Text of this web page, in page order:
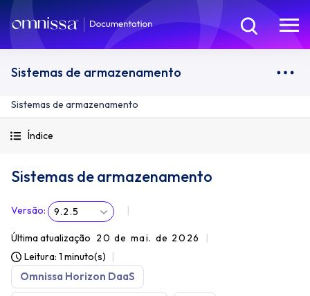
Sistemas de armazenamento
Sistemas de armazenamento
Índice
Sistemas de armazenamento
Versão: 9.2.5
Última atualização 20 de mai. de 2026
Leitura: 1 minuto(s)
Omnissa Horizon DaaS